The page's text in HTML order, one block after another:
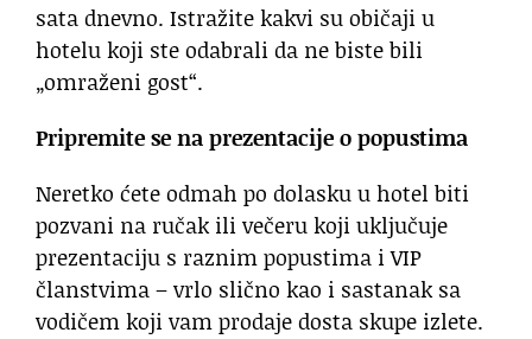
sata dnevno. Istražite kakvi su običaji u
hotelu koji ste odabrali da ne biste bili
„omraženi gost“.
Pripremite se na prezentacije o popustima
Neretko ćete odmah po dolasku u hotel biti
pozvani na ručak ili večeru koji uključuje
prezentaciju s raznim popustima i VIP
članstvima – vrlo slično kao i sastanak sa
vodičem koji vam prodaje dosta skupe izlete.